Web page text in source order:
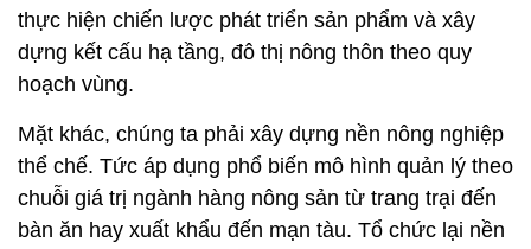
thực hiện chiến lược phát triển sản phẩm và xây
dựng kết cấu hạ tầng, đô thị nông thôn theo quy
hoạch vùng.
Mặt khác, chúng ta phải xây dựng nền nông nghiệp
thể chế. Tức áp dụng phổ biến mô hình quản lý theo
chuỗi giá trị ngành hàng nông sản từ trang trại đến
bàn ăn hay xuất khẩu đến mạn tàu. Tổ chức lại nền